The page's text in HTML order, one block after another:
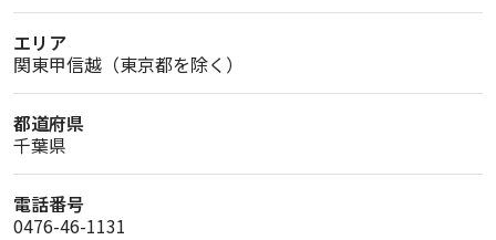
エリア
関東甲信越（東京都を除く）
都道府県
千葉県
電話番号
0476-46-1131